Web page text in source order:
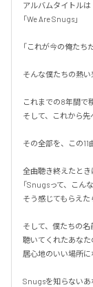
アルバムタイトルは
「We Are Snugs」
「これが今の俺たち
そんな僕たちの熱い
これまでの8年間で
そして、これから先
その全部を、この11
全曲聴き終えたとき
「Snugsって、こん
そう感じてもらえた
そして、僕たちの名
聴いてくれたあなた
居心地のいい場所に
Snugsを知らないあ